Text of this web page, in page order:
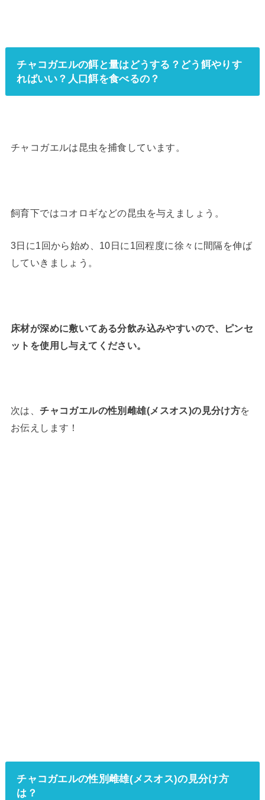
チャコガエルの餌と量はどうする？どう餌やりす
ればいい？人口餌を食べるの？
チャコガエルは昆虫を捕食しています。
飼育下ではコオロギなどの昆虫を与えましょう。
3日に1回から始め、10日に1回程度に徐々に間隔を伸ば
していきましょう。
床材が深めに敷いてある分飲み込みやすいので、ピンセ
ットを使用し与えてください。
次は、チャコガエルの性別雌雄(メスオス)の見分け方を
お伝えします！
チャコガエルの性別雌雄(メスオス)の見分け方
は？